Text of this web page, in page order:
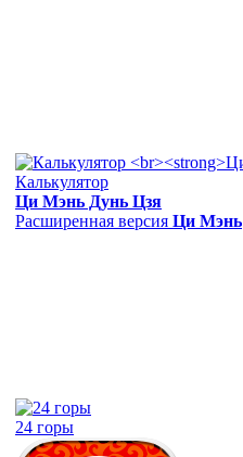
Калькулятор
Ци Мэнь Дунь Цзя
Расширенная версия Ци Мэнь
24 горы